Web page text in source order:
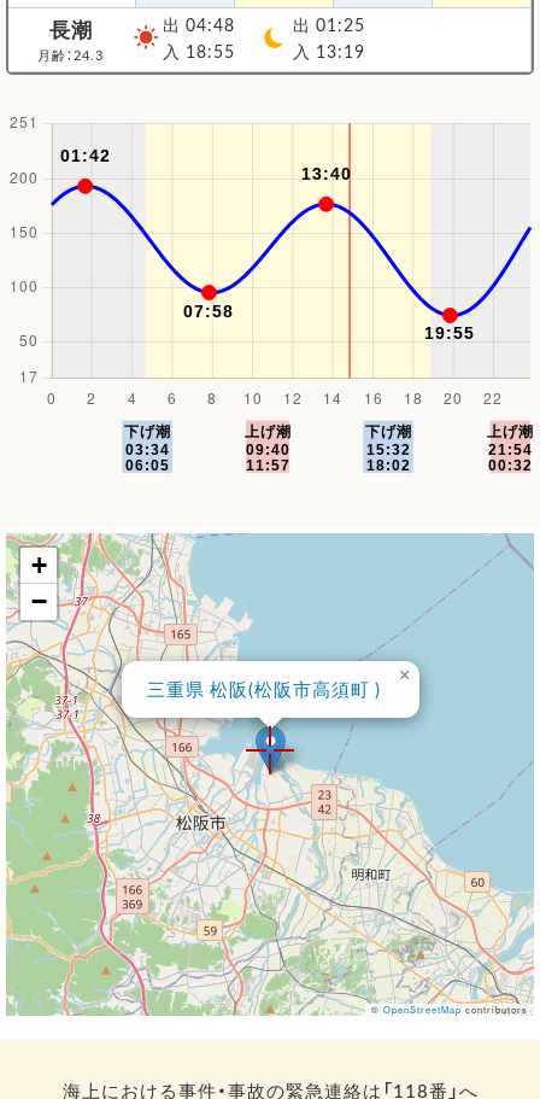
長潮
月齢：24.3
出 04:48
入 18:55
出 01:25
入 13:19
三重県 松阪(松阪市高須町 )
×
+
−
© OpenStreetMap contributors
海上における事件・事故の緊急連絡は「118番」へ